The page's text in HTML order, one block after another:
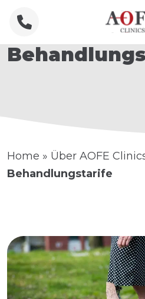
Home » Über AOFE
Behandlungstarife